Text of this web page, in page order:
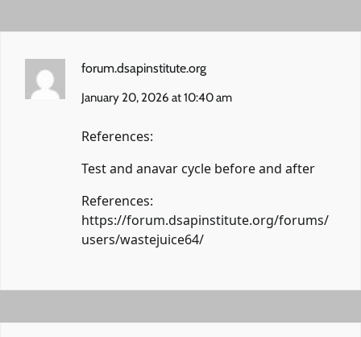
forum.dsapinstitute.org
January 20, 2026 at 10:40 am
References:
Test and anavar cycle before and after
References:
https://forum.dsapinstitute.org/forums/
users/wastejuice64/